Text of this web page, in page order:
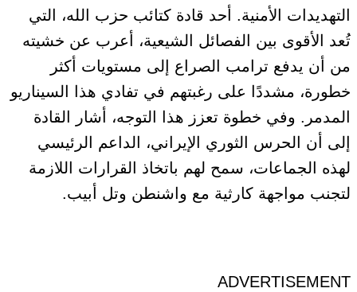
التهديدات الأمنية. أحد قادة كتائب حزب الله، التي
تُعد الأقوى بين الفصائل الشيعية، أعرب عن خشيته
من أن يدفع ترامب الصراع إلى مستويات أكثر
خطورة، مشددًا على رغبتهم في تفادي هذا السيناريو
المدمر. وفي خطوة تعزز هذا التوجه، أشار القادة
إلى أن الحرس الثوري الإيراني، الداعم الرئيسي
لهذه الجماعات، سمح لهم باتخاذ القرارات اللازمة
لتجنب مواجهة كارثية مع واشنطن وتل أبيب.
ADVERTISEMENT